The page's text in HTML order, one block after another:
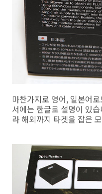
마찬가지로 영어, 일본어
서에는 한글로 설명이 있
라 해외까지 타겟을 잡은